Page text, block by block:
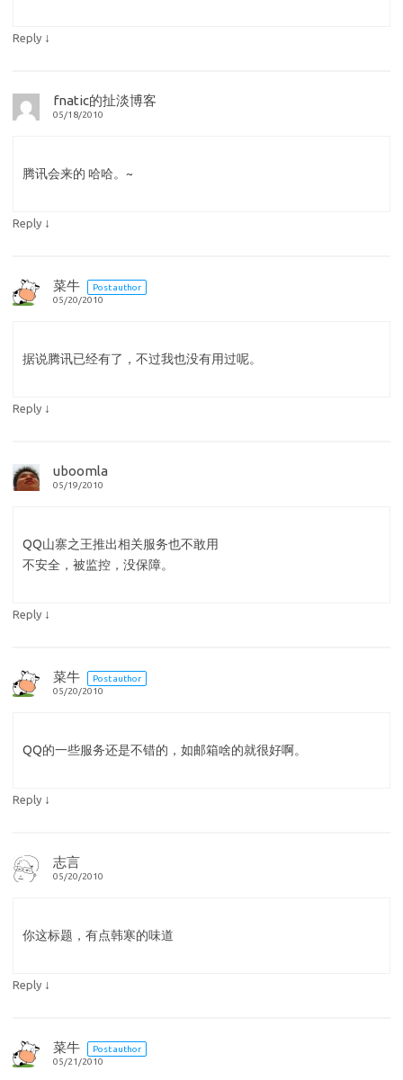
Reply ↓
fnatic的扯淡博客
05/18/2010
腾讯会来的 哈哈。~
Reply ↓
菜牛
Post author
05/20/2010
据说腾讯已经有了，不过我也没有用过呢。
Reply ↓
uboomla
05/19/2010
QQ山寨之王推出相关服务也不敢用
不安全，被监控，没保障。
Reply ↓
菜牛
Post author
05/20/2010
QQ的一些服务还是不错的，如邮箱啥的就很好啊。
Reply ↓
志言
05/20/2010
你这标题，有点韩寒的味道
Reply ↓
菜牛
Post author
05/21/2010